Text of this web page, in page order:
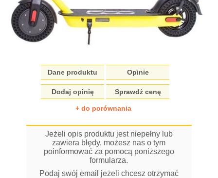
Dane produktu Opinie
Dodaj opinię Sprawdź cenę
+ do porównania
Jeżeli opis produktu jest niepełny lub
zawiera błędy, możesz nas o tym
poinformować za pomocą poniższego
formularza.
Podaj swój email jeżeli chcesz otrzymać